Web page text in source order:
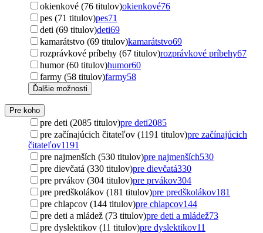
okienkové (76 titulov)okienkové76
pes (71 titulov)pes71
deti (69 titulov)deti69
kamarátstvo (69 titulov)kamarátstvo69
rozprávkové príbehy (67 titulov)rozprávkové príbehy67
humor (60 titulov)humor60
farmy (58 titulov)farmy58
Ďalšie možnosti
Pre koho
pre deti (2085 titulov)pre deti2085
pre začínajúcich čitateľov (1191 titulov)pre začínajúcich
čitateľov1191
pre najmenších (530 titulov)pre najmenších530
pre dievčatá (330 titulov)pre dievčatá330
pre prvákov (304 titulov)pre prvákov304
pre predškolákov (181 titulov)pre predškolákov181
pre chlapcov (144 titulov)pre chlapcov144
pre deti a mládež (73 titulov)pre deti a mládež73
pre dyslektikov (11 titulov)pre dyslektikov11